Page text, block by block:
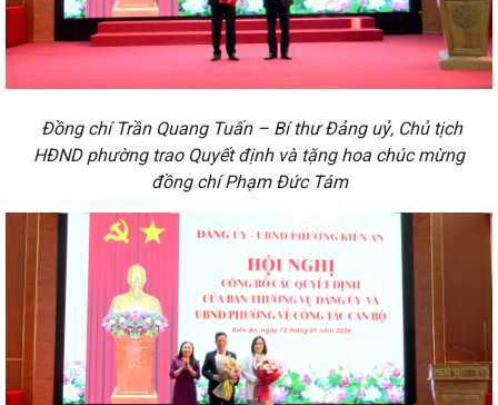
Đồng chí Trần Quang Tuấn – Bí thư Đảng uỷ, Chủ tịch
HĐND phường trao Quyết định và tặng hoa chúc mừng
đồng chí Phạm Đức Tám